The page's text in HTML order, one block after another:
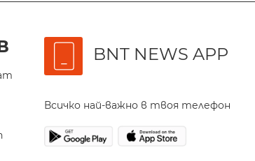
BNT NEWS APP
Всичко най-важно в твоя телефон